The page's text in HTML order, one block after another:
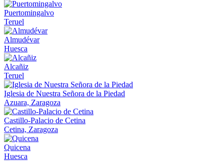
Puertomingalvo
Teruel
Almudévar
Huesca
Alcañiz
Teruel
Iglesia de Nuestra Señora de la Piedad
Azuara, Zaragoza
Castillo-Palacio de Cetina
Cetina, Zaragoza
Quicena
Huesca